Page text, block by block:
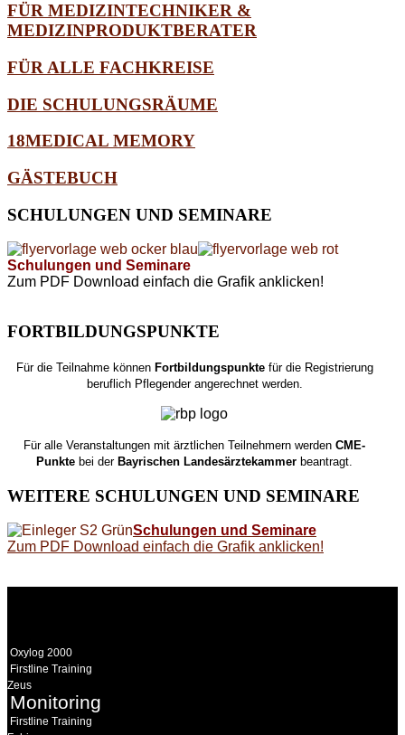
FÜR MEDIZINTECHNIKER &
MEDIZINPRODUKTBERATER
FÜR ALLE FACHKREISE
DIE SCHULUNGSRÄUME
18MEDICAL MEMORY
GÄSTEBUCH
SCHULUNGEN UND SEMINARE
Schulungen und Seminare
Zum PDF Download einfach die Grafik anklicken!
FORTBILDUNGSPUNKTE
Für die Teilnahme könnenFortbildungspunktefür die Registrierung
beruflich Pflegender angerechnet werden.
Für alle Veranstaltungen mit ärztlichen Teilnehmern werdenCME-
Punkte bei derBayrischen Landesärztekammer beantragt.
WEITERE SCHULUNGEN UND SEMINARE
Schulungen und Seminare
Zum PDF Download einfach die Grafik anklicken!
Oxylog 2000
Firstline Training
Zeus
Monitoring
Firstline Training